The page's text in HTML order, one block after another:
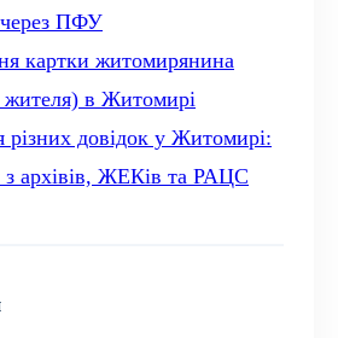
ПФУ
картки житомирянина
жителя) в Житомирі
довідок у Житомирі:
з архівів, ЖЕКів та РАЦС